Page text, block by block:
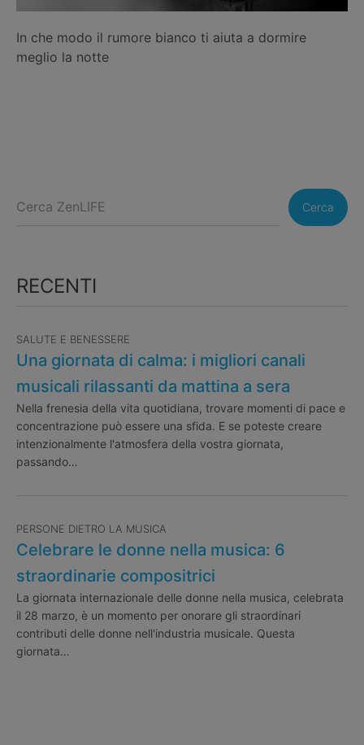
In che modo il rumore bianco ti aiuta a dormire
meglio la notte
Cerca
RECENTI
SALUTE E BENESSERE
Una giornata di calma: i migliori canali
musicali rilassanti da mattina a sera
Nella frenesia della vita quotidiana, trovare momenti di pace e
concentrazione può essere una sfida. E se poteste creare
intenzionalmente l'atmosfera della vostra giornata,
passando…
PERSONE DIETRO LA MUSICA
Celebrare le donne nella musica: 6
straordinarie compositrici
La giornata internazionale delle donne nella musica, celebrata
il 28 marzo, è un momento per onorare gli straordinari
contributi delle donne nell'industria musicale. Questa
giornata…